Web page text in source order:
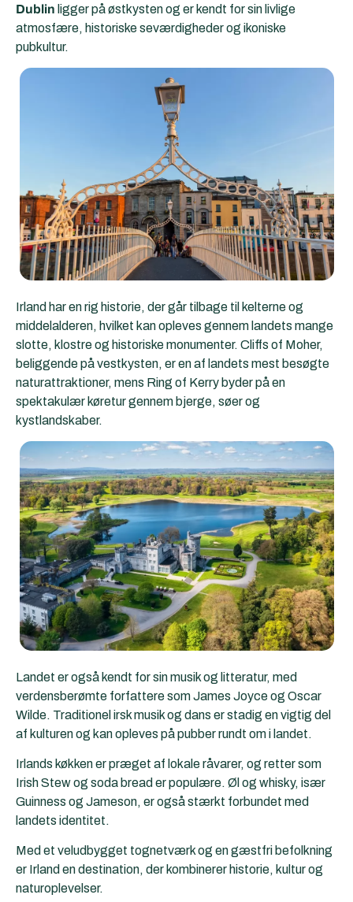
Dublin ligger på østkysten og er kendt for sin livlige
atmosfære, historiske seværdigheder og ikoniske
pubkultur.
Irland har en rig historie, der går tilbage til kelterne og
middelalderen, hvilket kan opleves gennem landets mange
slotte, klostre og historiske monumenter. Cliffs of Moher,
beliggende på vestkysten, er en af landets mest besøgte
naturattraktioner, mens Ring of Kerry byder på en
spektakulær køretur gennem bjerge, søer og
kystlandskaber.
Landet er også kendt for sin musik og litteratur, med
verdensberømte forfattere som James Joyce og Oscar
Wilde. Traditionel irsk musik og dans er stadig en vigtig del
af kulturen og kan opleves på pubber rundt om i landet.
Irlands køkken er præget af lokale råvarer, og retter som
Irish Stew og soda bread er populære. Øl og whisky, især
Guinness og Jameson, er også stærkt forbundet med
landets identitet.
Med et veludbygget tognetværk og en gæstfri befolkning
er Irland en destination, der kombinerer historie, kultur og
naturoplevelser.